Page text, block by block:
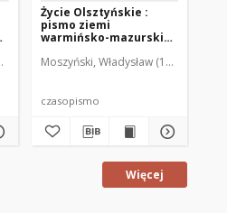
2001). Red. Mroczkowski, Włodzimierz
Życie Olsztyńskie :
pismo ziemi
warmińsko-mazurskiej,
Moszyński, Władysław (1922-2001).
czasopismo
Więcej